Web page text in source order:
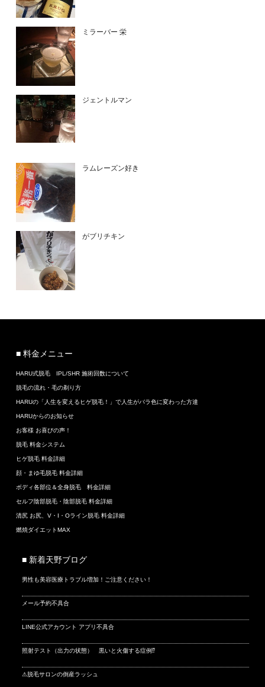
ミラーバー 栄
ジェントルマン
ラムレーズン好き
がブリチキン
■ 料金メニュー
HARU式脱毛 IPL/SHR 施術回数について
脱毛の流れ・毛の剃り方
HARUの「人生を変えるヒゲ脱毛！」で人生がバラ色に変わった方達
HARUからのお知らせ
お客様 お喜びの声！
脱毛 料金システム
ヒゲ脱毛 料金詳細
顔・まゆ毛脱毛 料金詳細
ボディ各部位＆全身脱毛 料金詳細
セルフ陰部脱毛・陰部脱毛 料金詳細
清尻 お尻、V・I・Oライン脱毛 料金詳細
燃焼ダイエットMAX
■ 新着天野ブログ
男性も美容医療トラブル増加！ご注意ください！
メール予約不具合
LINE公式アカウント アプリ不具合
照射テスト（出力の状態） 黒いと火傷する症例⁉
⚠脱毛サロンの倒産ラッシュ